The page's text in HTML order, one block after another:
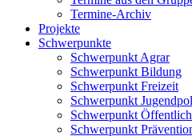
Termine-Archiv
Projekte
Schwerpunkte
Schwerpunkt Agrar
Schwerpunkt Bildung
Schwerpunkt Freizeit
Schwerpunkt
Schwerpunkt
Schwerpunkt